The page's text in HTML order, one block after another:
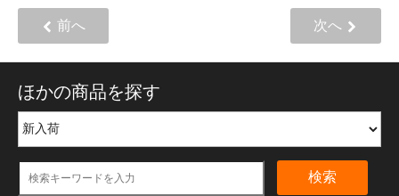
前へ 次へ
ほかの商品を探す
検索